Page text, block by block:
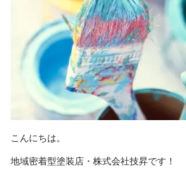
こんにちは。
地域密着型塗装店・株式会社技昇です！